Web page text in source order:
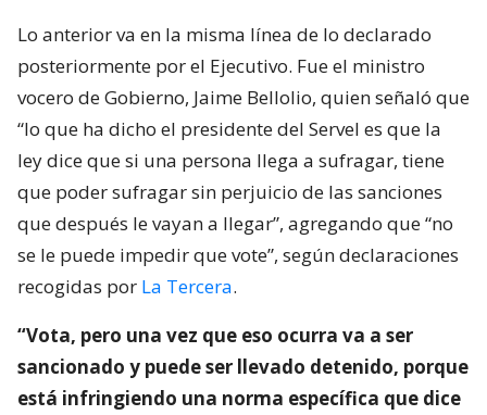
Lo anterior va en la misma línea de lo declarado
posteriormente por el Ejecutivo. Fue el ministro
vocero de Gobierno, Jaime Bellolio, quien señaló que
“lo que ha dicho el presidente del Servel es que la
ley dice que si una persona llega a sufragar, tiene
que poder sufragar sin perjuicio de las sanciones
que después le vayan a llegar”, agregando que “no
se le puede impedir que vote”, según declaraciones
recogidas por La Tercera.
“Vota, pero una vez que eso ocurra va a ser
sancionado y puede ser llevado detenido, porque
está infringiendo una norma específica que dice